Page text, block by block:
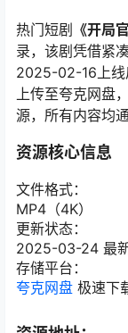
热门短剧 《开局
录，该剧凭借紧
2025-02-16上线
上传至夸克网盘
源，所有内容均
资源核心信息
文件格式：
MP4（4K）
更新状态：
2025-03-24 最
存储平台：
夸克网盘 极速下